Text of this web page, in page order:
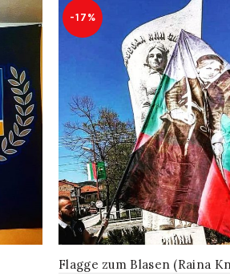
-17%
Flagge zum Blasen (Raina